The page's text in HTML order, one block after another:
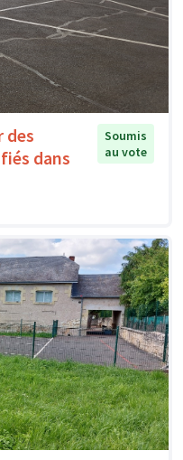
des
dans
Soumis
au vote